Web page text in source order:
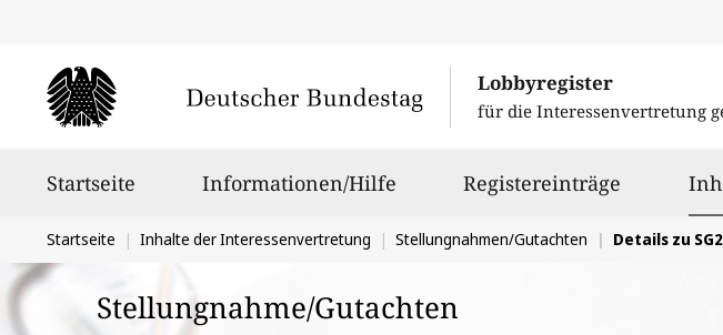
Lobbyregister
für die Interessenvertretung
Startseite Informationen/Hilfe Registereinträge
Sie
befinden
sich
Startseite Inhalte der Interessenvertretung Stellungnahmen/Gutachten Details zu
Stellungnahme/Gutachten